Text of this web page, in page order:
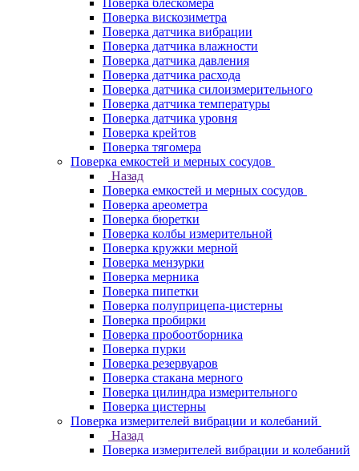
Поверка блескомера
Поверка вискозиметра
Поверка датчика вибрации
Поверка датчика влажности
Поверка датчика давления
Поверка датчика расхода
Поверка датчика силоизмерительного
Поверка датчика температуры
Поверка датчика уровня
Поверка крейтов
Поверка тягомера
Поверка емкостей и мерных сосудов
Назад
Поверка емкостей и мерных сосудов
Поверка ареометра
Поверка бюретки
Поверка колбы измерительной
Поверка кружки мерной
Поверка мензурки
Поверка мерника
Поверка пипетки
Поверка полуприцепа-цистерны
Поверка пробирки
Поверка пробоотборника
Поверка пурки
Поверка резервуаров
Поверка стакана мерного
Поверка цилиндра измерительного
Поверка цистерны
Поверка измерителей вибрации и колебаний
Назад
Поверка измерителей вибрации и колебаний